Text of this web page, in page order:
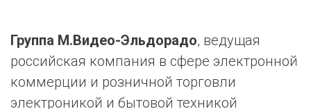
Группа М.Видео-Эльдорадо, ведущая
российская компания в сфере электронной
коммерции и розничной торговли
электроникой и бытовой техникой